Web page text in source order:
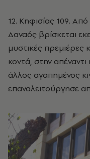
12. Κηφισίας 109.
Δαναός βρίσκεται
μυστικές πρεμιέρες
κοντά, στην
άλλος αγαπημένος
επαναλειτούργησε